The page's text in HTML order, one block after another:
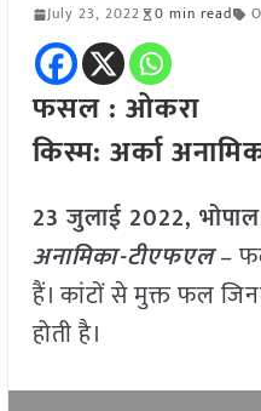
July 23, 2022 0 min read
फसल : ओकरा
किस्म: अर्का
23 जुलाई 2022,
अनामिका-टीएफएल–
हैं। कांटों से मुक्त फल
होती है।